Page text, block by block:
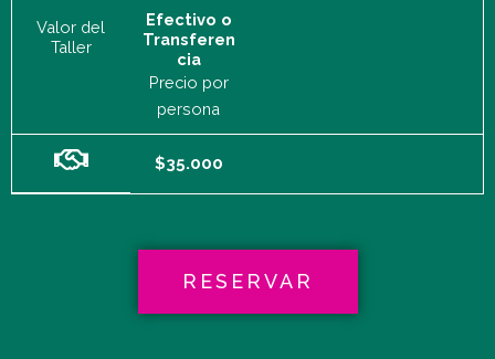
Valor del
Taller
Efectivo o
Transferen
cia
Precio por
persona
$35.000
RESERVAR